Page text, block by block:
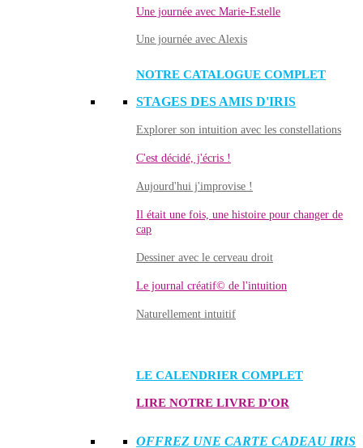
Une journée avec Marie-Estelle
Une journée avec Alexis
NOTRE CATALOGUE COMPLET
STAGES DES AMIS D'IRIS
Explorer son intuition avec les constellations
C'est décidé, j'écris !
Aujourd'hui j'improvise !
Il était une fois, une histoire pour changer de
cap
Dessiner avec le cerveau droit
Le journal créatif© de l'intuition
Naturellement intuitif
LE CALENDRIER COMPLET
LIRE NOTRE LIVRE D'OR
OFFREZ UNE CARTE CADEAU IRIS